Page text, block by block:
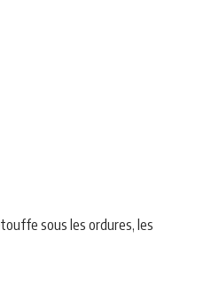
sous les ordures, les